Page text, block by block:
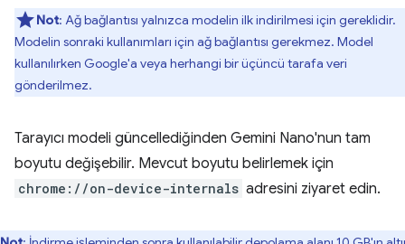
Not: Ağ bağlantısı yalnızca modelin ilk indirilmesi için gereklidir.
Modelin sonraki kullanımları için ağ bağlantısı gerekmez. Model
kullanılırken Google'a veya herhangi bir üçüncü tarafa veri
gönderilmez.
Tarayıcı modeli güncellediğinden Gemini Nano'nun tam
boyutu değişebilir. Mevcut boyutu belirlemek için
chrome://on-device-internals adresini ziyaret edin.